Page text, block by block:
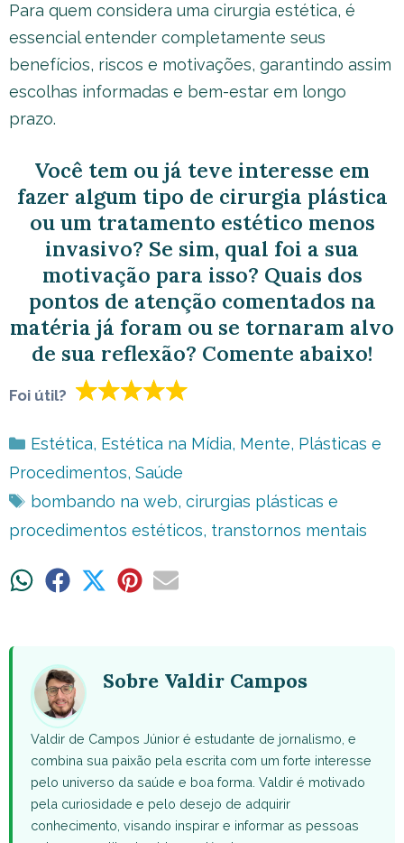
Para quem considera uma cirurgia estética, é
essencial entender completamente seus
benefícios, riscos e motivações, garantindo assim
escolhas informadas e bem-estar em longo
prazo.
Você tem ou já teve interesse em
fazer algum tipo de cirurgia plástica
ou um tratamento estético menos
invasivo? Se sim, qual foi a sua
motivação para isso? Quais dos
pontos de atenção comentados na
matéria já foram ou se tornaram alvo
de sua reflexão? Comente abaixo!
Foi útil?
Categorias
Estética, Estética na Mídia, Mente, Plásticas e
Procedimentos, Saúde
Tags
bombando na web, cirurgias plásticas e
procedimentos estéticos, transtornos mentais
ShareShare ShareShareShare
Sobre Valdir Campos
Valdir de Campos Júnior é estudante de jornalismo, e
combina sua paixão pela escrita com um forte interesse
pelo universo da saúde e boa forma. Valdir é motivado
pela curiosidade e pelo desejo de adquirir
conhecimento, visando inspirar e informar as pessoas